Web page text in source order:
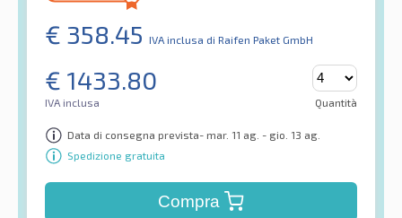
€ 358.45 IVA inclusa di Raifen Paket GmbH
€ 1433.80
IVA inclusa Quantità
Data di consegna prevista- mar. 11 ag. - gio. 13 ag.
Spedizione gratuita
Compra